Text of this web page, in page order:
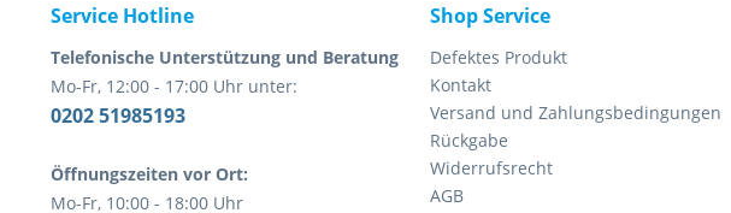
Service Hotline
Telefonische Unterstützung und Beratung
Mo-Fr, 12:00 - 17:00 Uhr unter:
0202 51985193
Öffnungszeiten vor Ort:
Mo-Fr, 10:00 - 18:00 Uhr
Shop Service
Defektes Produkt
Kontakt
Versand und Zahlungsbedingungen
Rückgabe
Widerrufsrecht
AGB